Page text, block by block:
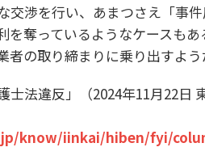
交渉を行い、あまつさえ「事
を奪っているようなケースも
の取り締まりに乗り出すよう
士法違反」（2024年11月22日
know/iinkai/hiben/fyi/